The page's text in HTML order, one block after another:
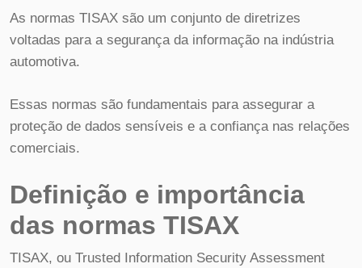
As normas TISAX são um conjunto de diretrizes
voltadas para a segurança da informação na indústria
automotiva.
Essas normas são fundamentais para assegurar a
proteção de dados sensíveis e a confiança nas relações
comerciais.
Definição e importância
das normas TISAX
TISAX, ou Trusted Information Security Assessment